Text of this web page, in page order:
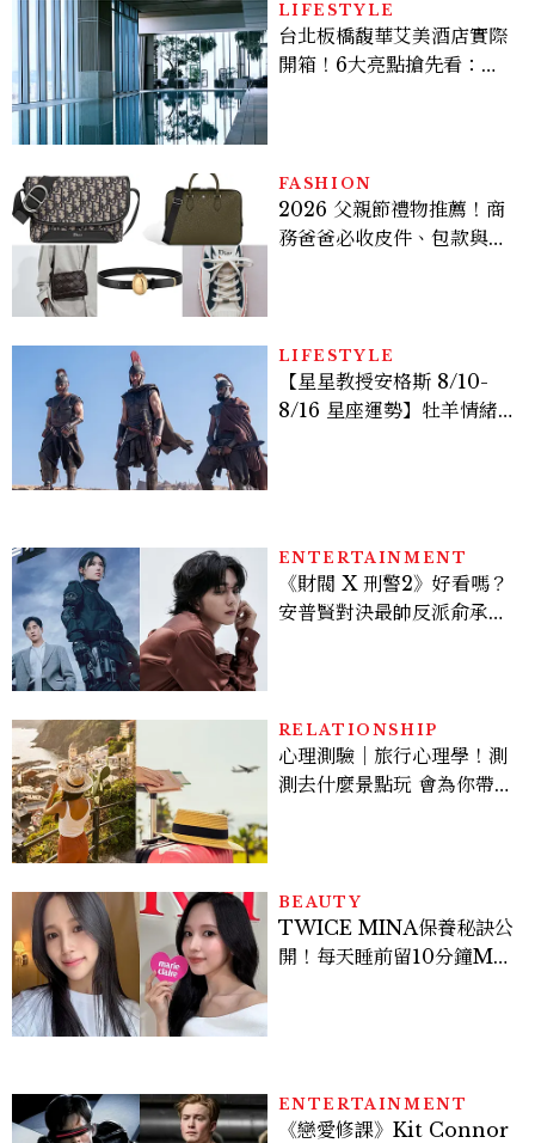
LIFESTYLE
台北板橋馥華艾美酒店實際
開箱！6大亮點搶先看：新
FASHION
2026 父親節禮物推薦！商
務爸爸必收皮件、包款與鞋
LIFESTYLE
【星星教授安格斯 8/10-
8/16 星座運勢】牡羊情緒
ENTERTAINMENT
《財閥 X 刑警2》好看嗎？
安普賢對決最帥反派俞承
多大？
RELATIONSHIP
心理測驗｜旅行心理學！測
測去什麼景點玩 會為你帶來
BEAUTY
TWICE MINA保養秘訣公
開！每天睡前留10分鐘ME
ENTERTAINMENT
《戀愛修課》Kit Connor